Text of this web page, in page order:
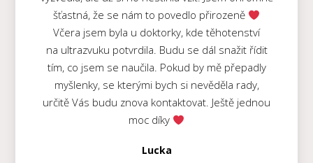
šťastná, že se nám to povedlo přirozeně
Včera jsem byla u doktorky, kde těhotenství
na ultrazvuku potvrdila. Budu se dál snažit řídit
tím, co jsem se naučila. Pokud by mě přepadly
myšlenky, se kterými bych si nevěděla rady,
určitě Vás budu znova kontaktovat. Ještě jednou
moc díky
Lucka